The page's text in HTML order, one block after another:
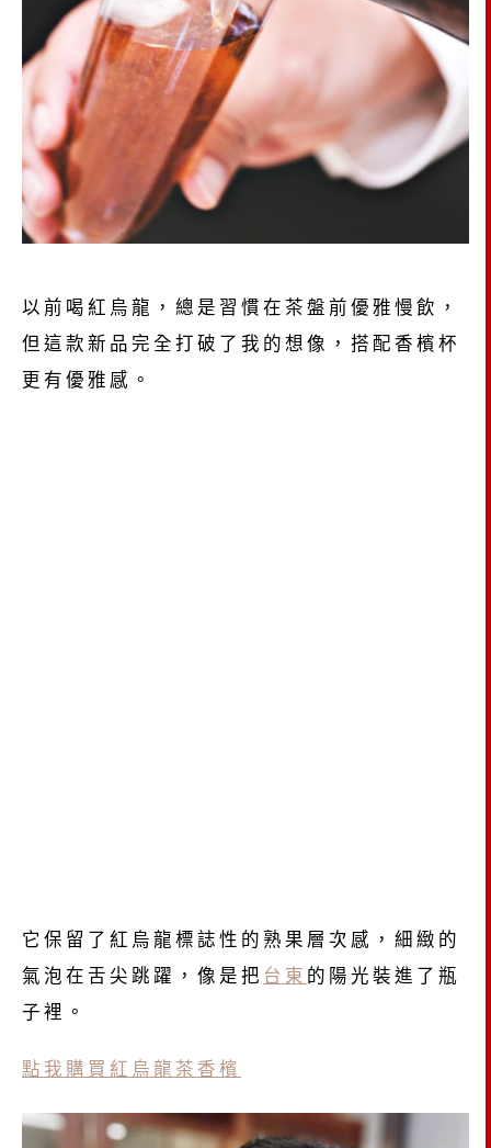
以前喝紅烏龍，總是習慣在茶盤前優雅慢飲，
但這款新品完全打破了我的想像，搭配香檳杯
更有優雅感。
它保留了紅烏龍標誌性的熟果層次感，細緻的
氣泡在舌尖跳躍，像是把 台東 的陽光裝進了瓶
子裡。
點我購買紅烏龍茶香檳